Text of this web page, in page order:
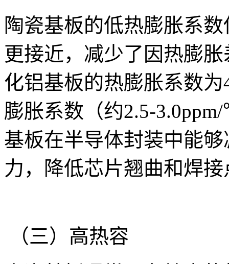
陶瓷基板的低热膨胀系
更接近，减少了因热膨
化铝基板的热膨胀系数
膨胀系数（约2.5-
基板在半导体封装中能
力，降低芯片翘曲和焊
（三）高热容